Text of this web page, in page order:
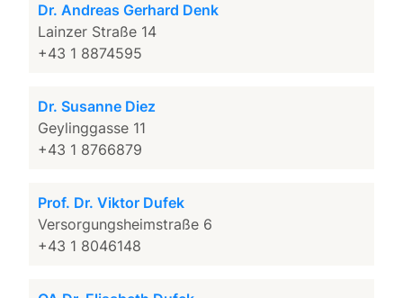
Dr. Andreas Gerhard Denk
Lainzer Straße 14
+43 1 8874595
Dr. Susanne Diez
Geylinggasse 11
+43 1 8766879
Prof. Dr. Viktor Dufek
Versorgungsheimstraße 6
+43 1 8046148